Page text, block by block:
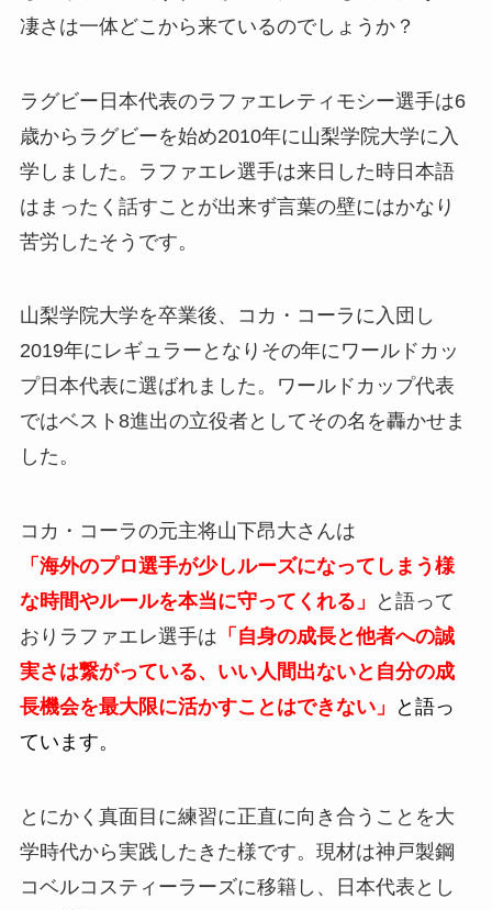
凄さは一体どこから来ているのでしょうか？
ラグビー日本代表のラファエレティモシー選手は6
歳からラグビーを始め2010年に山梨学院大学に入
学しました。ラファエレ選手は来日した時日本語
はまったく話すことが出来ず言葉の壁にはかなり
苦労したそうです。
山梨学院大学を卒業後、コカ・コーラに入団し
2019年にレギュラーとなりその年にワールドカッ
プ日本代表に選ばれました。ワールドカップ代表
ではベスト8進出の立役者としてその名を轟かせま
した。
コカ・コーラの元主将山下昂大さんは
「海外のプロ選手が少しルーズになってしまう様
な時間やルールを本当に守ってくれる」
と語って
おりラファエレ選手は 「自身の成長と他者への誠
実さは繋がっている、いい人間出ないと自分の成
長機会を最大限に活かすことはできない」
と語っ
ています。
とにかく真面目に練習に正直に向き合うことを大
学時代から実践したきた様です。現材は神戸製鋼
コベルコスティーラーズに移籍し、日本代表とし